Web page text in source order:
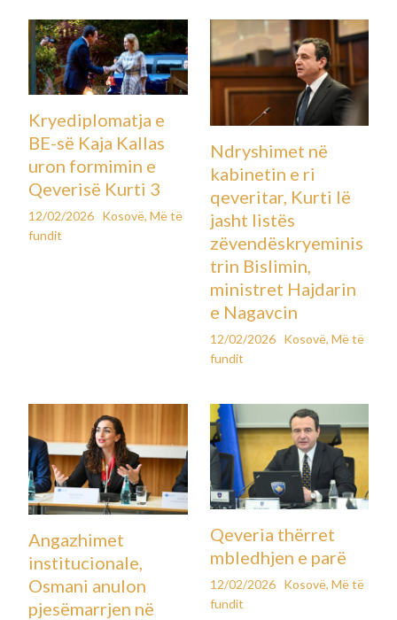
Kryediplomatja e
BE-së Kaja Kallas
uron formimin e
Qeverisë Kurti 3
12/02/2026 Kosovë,Më të
fundit
Ndryshimet në
kabinetin e ri
qeveritar, Kurti lë
jasht listës
zëvendëskryeminis
trin Bislimin,
ministret Hajdarin
e Nagavcin
12/02/2026 Kosovë, Më të
fundit
Angazhimet
institucionale,
Osmani anulon
pjesëmarrjen në
Qeveria thërret
mbledhjen e parë
12/02/2026 Kosovë, Më të
fundit